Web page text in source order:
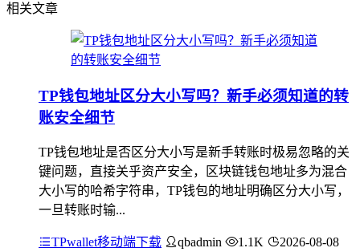
相关文章
TP钱包地址区分大小写吗？新手必须知道的转
账安全细节
TP钱包地址是否区分大小写是新手转账时极易忽略的关
键问题，直接关乎资产安全，区块链钱包地址多为混合
大小写的哈希字符串，TP钱包的地址明确区分大小写，
一旦转账时输...
TPwallet移动端下载 qbadmin 1.1K 2026-08-08